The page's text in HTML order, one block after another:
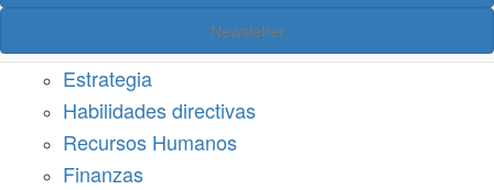
Newsletter
Estrategia
Habilidades directivas
Recursos Humanos
Finanzas